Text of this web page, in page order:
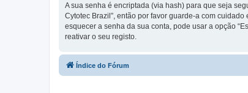
A sua senha é encriptada (via hash) para que seja
Cytotec Brazil”, então por favor guarde-a com
esquecer a senha da sua conta, pode usar a opção
reativar o seu registo.
Índice do Fórum